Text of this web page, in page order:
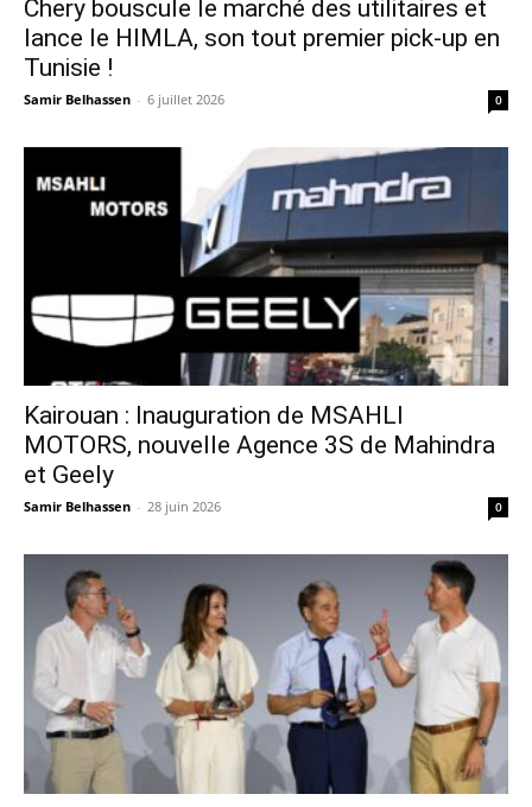
Chery bouscule le marché des utilitaires et
lance le HIMLA, son tout premier pick-up en
Tunisie !
Samir Belhassen - 6 juillet 2026 0
Kairouan : Inauguration de MSAHLI
MOTORS, nouvelle Agence 3S de Mahindra
et Geely
Samir Belhassen - 28 juin 2026 0